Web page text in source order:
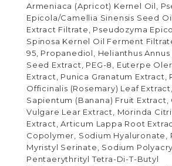
Armeniaca (Apricot) Kernel Oil,
Epicola/Camellia Sinensis Seed
Extract Filtrate, Pseudozyma
Spinosa Kernel Oil Ferment
95, Propanediol, Helianthus
Seed Extract, PEG-8, Euterpe
Extract, Punica Granatum Extract,
Officinalis (Rosemary) Leaf
Sapientum (Banana) Fruit Extract,
Vulgare Lear Extract, Morinda
Extract, Articum Lappa Root
Copolymer, Sodium Hyaluronate,
Myristyl Serinate, Sodium
Pentaerythrityl Tetra-Di-T-Butyl